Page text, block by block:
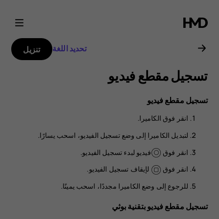
دليل
مستخدم
هاتف
Nokia
8.1
تحديد اللغة تنزيل
تسجيل مقطع فيديو
تسجيل مقطع فيديو
انقر فوق الكاميرا.
لتبديل الكاميرا إلى وضع تسجيل الفيديو، اسحب يسارًا.
انقر فوق
فيديو لبدء تسجيل الفيديو.
انقر فوق
لإيقاف تسجيل الفيديو.
للرجوع إلى وضع الكاميرا مجددًا، اسحب يمينًا.
تسجيل مقطع فيديو بتقنية بوثي